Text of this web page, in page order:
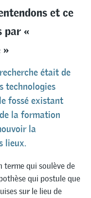
et ce
par «
était de
technologies
fossé existant
la formation
la
lieux.
terme qui soulève de
qui postule que
sur le lieu de